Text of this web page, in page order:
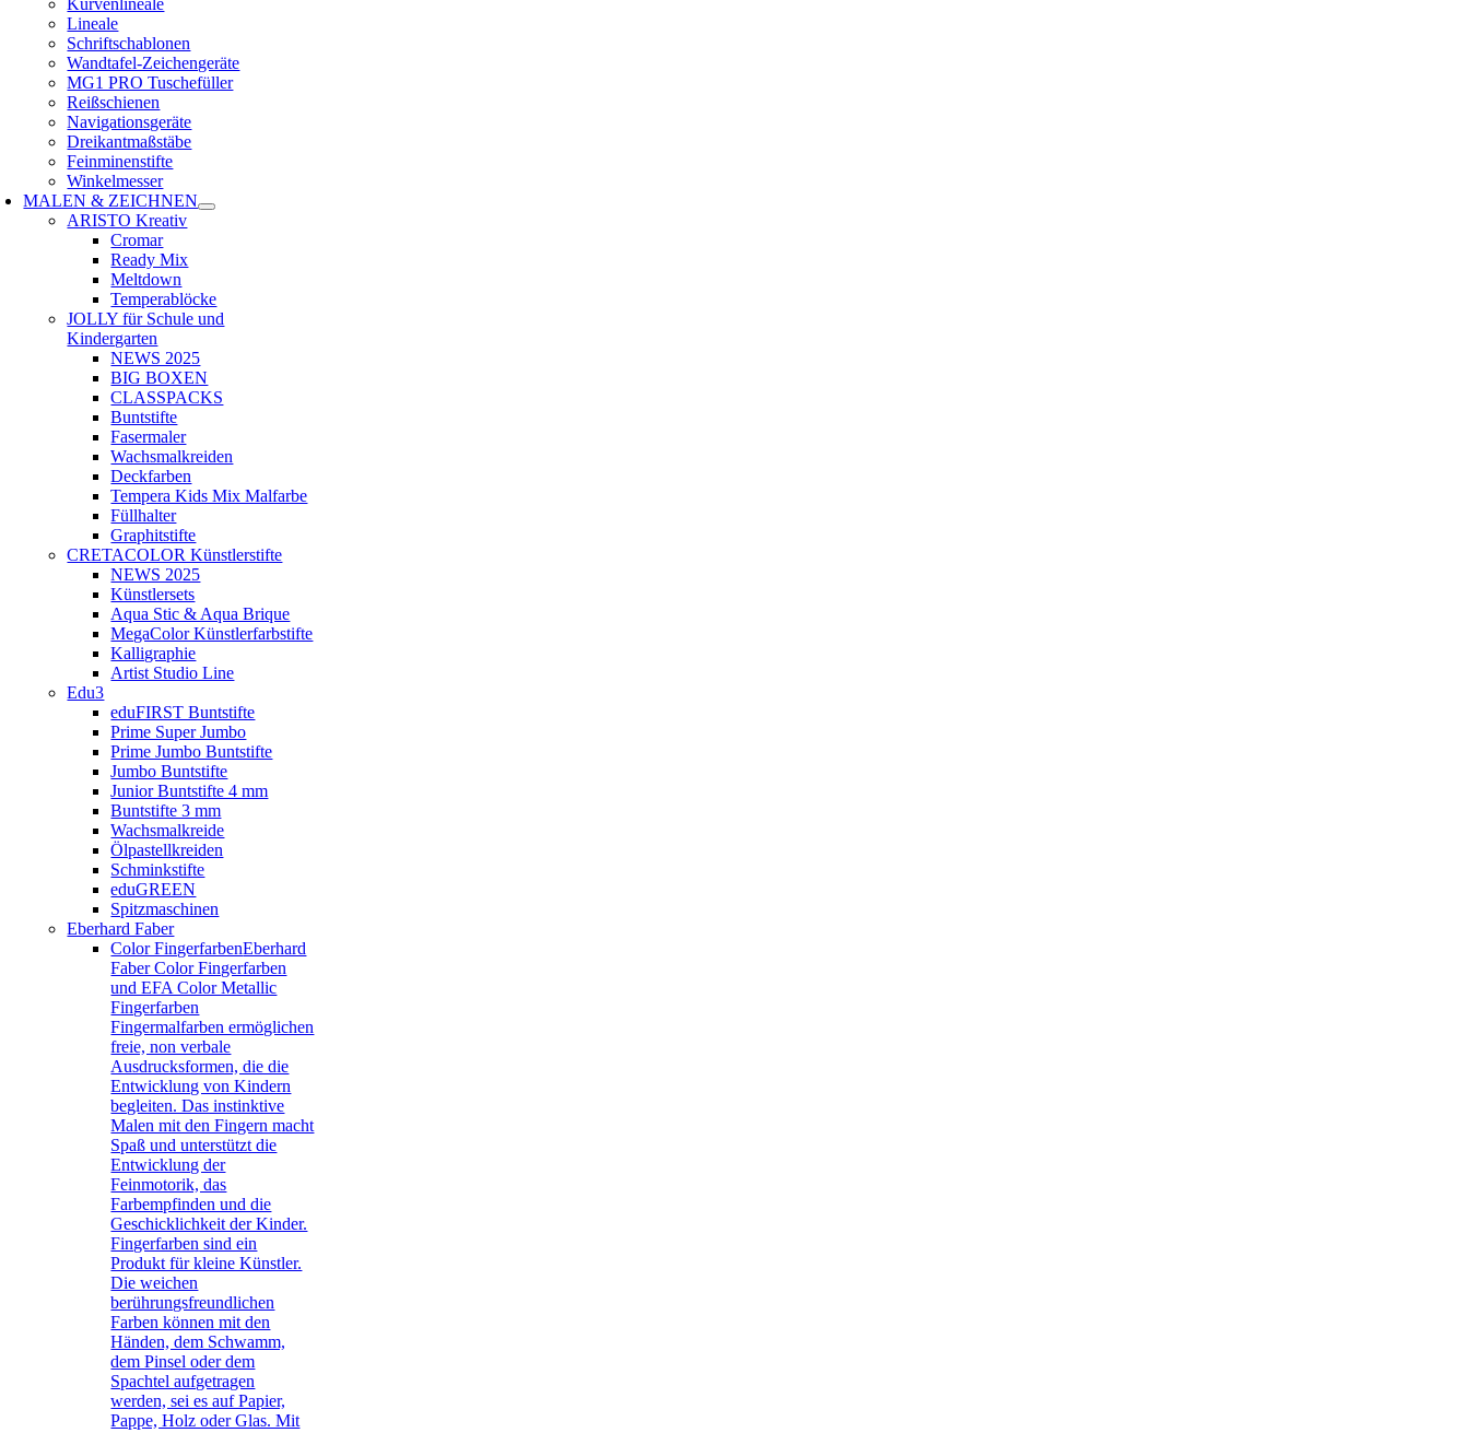
Kurvenlineale
Lineale
Schriftschablonen
Wandtafel-Zeichengeräte
MG1 PRO Tuschefüller
Reißschienen
Navigationsgeräte
Dreikantmaßstäbe
Feinminenstifte
Winkelmesser
MALEN & ZEICHNEN
ARISTO Kreativ
Cromar
Ready Mix
Meltdown
Temperablöcke
JOLLY für Schule und
Kindergarten
NEWS 2025
BIG BOXEN
CLASSPACKS
Buntstifte
Fasermaler
Wachsmalkreiden
Deckfarben
Tempera Kids Mix Malfarbe
Füllhalter
Graphitstifte
CRETACOLOR Künstlerstifte
NEWS 2025
Künstlersets
Aqua Stic & Aqua Brique
MegaColor Künstlerfarbstifte
Kalligraphie
Artist Studio Line
Edu3
eduFIRST Buntstifte
Prime Super Jumbo
Prime Jumbo Buntstifte
Jumbo Buntstifte
Junior Buntstifte 4 mm
Buntstifte 3 mm
Wachsmalkreide
Ölpastellkreiden
Schminkstifte
eduGREEN
Spitzmaschinen
Eberhard Faber
Color FingerfarbenEberhard
Faber Color Fingerfarben
und EFA Color Metallic
Fingerfarben
Fingermalfarben ermöglichen
freie, non verbale
Ausdrucksformen, die die
Entwicklung von Kindern
begleiten. Das instinktive
Malen mit den Fingern macht
Spaß und unterstützt die
Entwicklung der
Feinmotorik, das
Farbempfinden und die
Geschicklichkeit der Kinder.
Fingerfarben sind ein
Produkt für kleine Künstler.
Die weichen
berührungsfreundlichen
Farben können mit den
Händen, dem Schwamm,
dem Pinsel oder dem
Spachtel aufgetragen
werden, sei es auf Papier,
Pappe, Holz oder Glas. Mit